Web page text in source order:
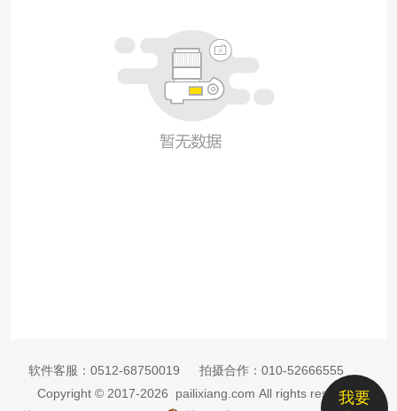
我要
软件客服： 0512-68750019 拍摄合作： 010-52666555
Copyright © 2017-2026 pailixiang.com All rights reserved